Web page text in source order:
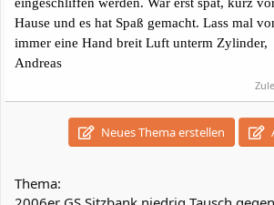
Hause und es hat Spaß gemacht. Lass mal
immer eine Hand breit Luft unterm Zylinder,
Andreas
Neues Thema erstellen
Thema: